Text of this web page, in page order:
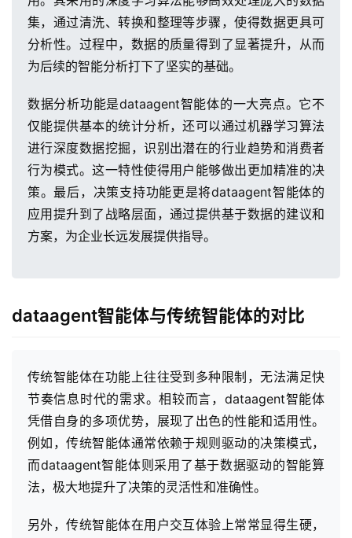
集，通过清洗、转换和整理等步骤，使得数据更具可
分析性。过程中，数据的质量得到了显著提升，从而
为后续的智能分析打下了坚实的基础。
数据分析功能是dataagent智能体的一大亮点。它不
仅能提供基本的统计分析，还可以通过机器学习算法
进行深度数据挖掘，识别出潜在的行业趋势和消费者
行为模式。这一特性使得用户能够做出更加精准的决
策。最后，决策支持功能更是将dataagent智能体的
应用提升到了战略层面，通过提供基于数据的建议和
方案，为企业长远发展提供指导。
dataagent智能体与传统智能体的对比
传统智能体在功能上往往受到多种限制，无法满足快
节奏信息时代的需求。相较而言，dataagent智能体
凭借自身的多项优势，展现了出色的性能和适用性。
例如，传统智能体通常依赖于规则驱动的决策模式，
而dataagent智能体则采用了基于数据驱动的智能算
法，极大地提升了决策的灵活性和准确性。
另外，传统智能体在用户交互体验上常常显得生硬，